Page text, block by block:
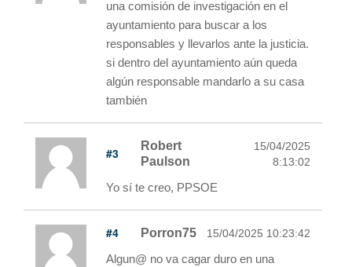
una comisión de investigación en el
ayuntamiento para buscar a los
responsables y llevarlos ante la justicia.
si dentro del ayuntamiento aún queda
algún responsable mandarlo a su casa
también
#3
Robert
Paulson
15/04/2025
8:13:02
Yo sí te creo, PPSOE
#4 Porron75 15/04/2025 10:23:42
Algun@ no va cagar duro en una